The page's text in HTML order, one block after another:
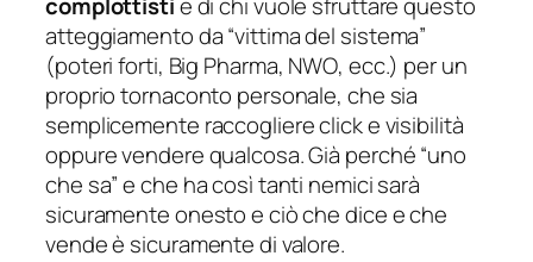
complottistie di chi vuole sfruttare questo
atteggiamento da “vittima del sistema”
(poteri forti, Big Pharma, NWO, ecc.) per un
proprio tornaconto personale, che sia
semplicemente raccogliere click e visibilità
oppure vendere qualcosa. Già perché “uno
che sa” e che ha così tanti nemici sarà
sicuramente onesto e ciò che dice e che
vende è sicuramente di valore.